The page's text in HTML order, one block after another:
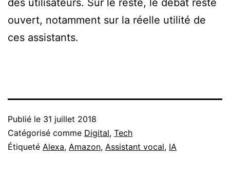
des utilisateurs. Sur le reste, le débat reste
ouvert, notamment sur la réelle utilité de
ces assistants.
Publié le 31 juillet 2018
Catégorisé comme Digital, Tech
Étiqueté Alexa, Amazon, Assistant vocal, IA